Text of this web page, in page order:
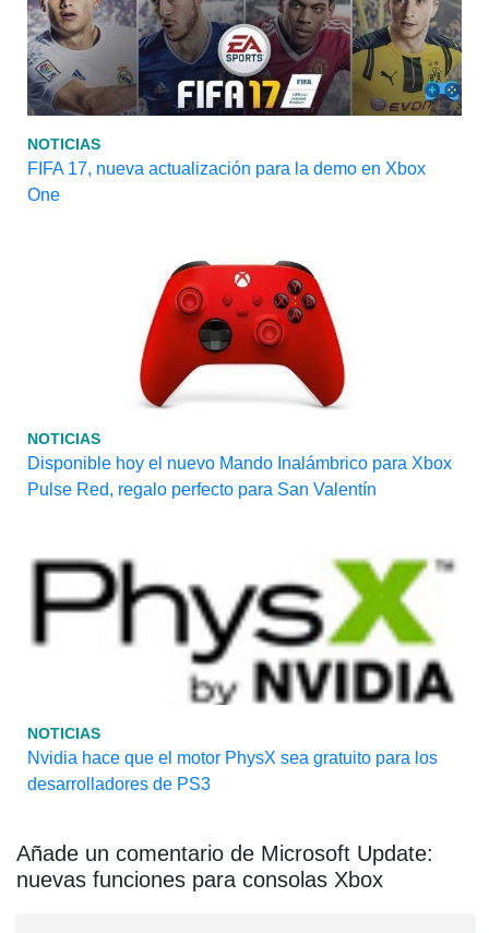
NOTICIAS
FIFA 17, nueva actualización para la demo en Xbox
One
NOTICIAS
Disponible hoy el nuevo Mando Inalámbrico para Xbox
Pulse Red, regalo perfecto para San Valentín
NOTICIAS
Nvidia hace que el motor PhysX sea gratuito para los
desarrolladores de PS3
Añade un comentario de Microsoft Update:
nuevas funciones para consolas Xbox